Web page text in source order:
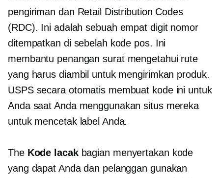
pengiriman dan Retail Distribution Codes
(RDC). Ini adalah sebuah empat digitnomor
ditempatkan di sebelah kode pos. Ini
membantu penangan surat mengetahui rute
yang harus diambil untuk mengirimkan produk.
USPS secara otomatis membuat kode ini untuk
Anda saat Anda menggunakan situs mereka
untuk mencetak label Anda.
The Kode lacakbagian menyertakan kode
yang dapat Anda dan pelanggan gunakan